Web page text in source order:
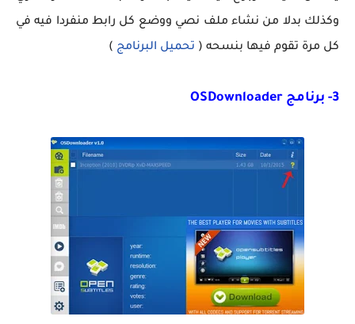
وكذلك بدلا من نشاء ملف نصي ووضع كل رابط منفردا فيه في
كل مرة تقوم فيها بنسحه ( تحميل البرنامج )
3- برنامج OSDownloader